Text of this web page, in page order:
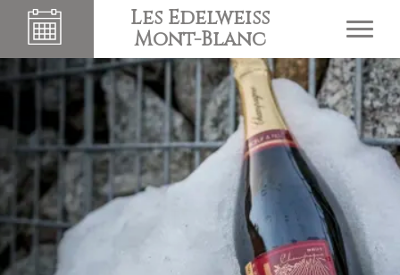
Les Edelweiss
Mont-Blanc